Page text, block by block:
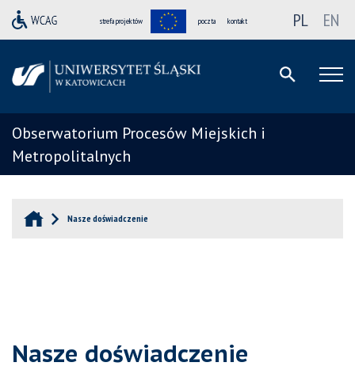
strefa projektów poczta kontakt PL EN
Obserwatorium Procesów Miejskich i
Metropolitalnych
Nasze doświadczenie
Nasze doświadczenie